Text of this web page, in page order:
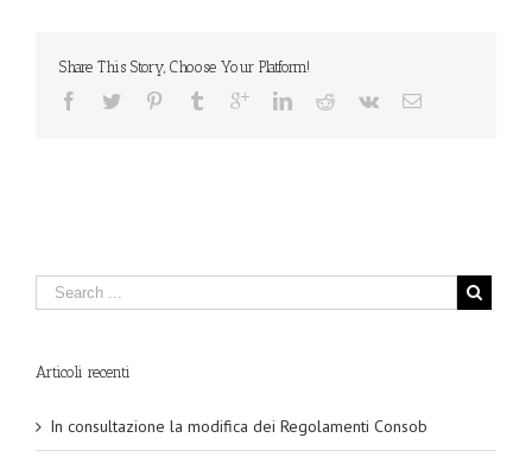
Share This Story, Choose Your Platform!
Articoli recenti
In consultazione la modifica dei Regolamenti Consob